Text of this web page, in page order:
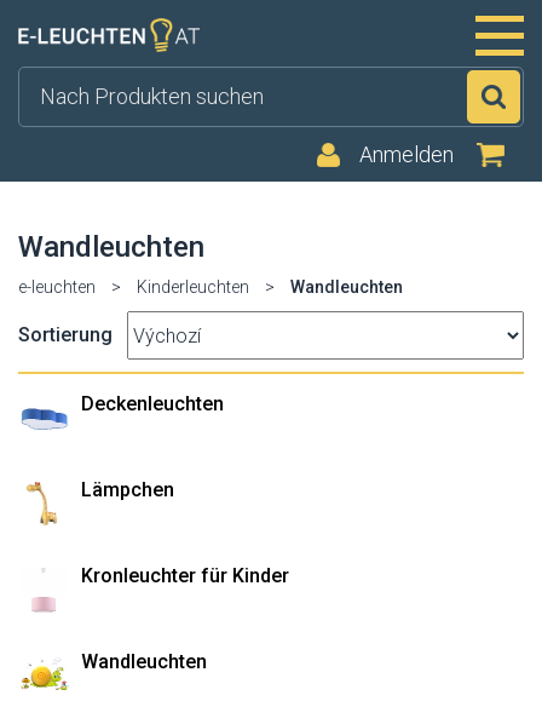
Anmelden
Wandleuchten
e-leuchten > Kinderleuchten > Wandleuchten
Sortierung
Deckenleuchten
Lämpchen
Kronleuchter für Kinder
Wandleuchten